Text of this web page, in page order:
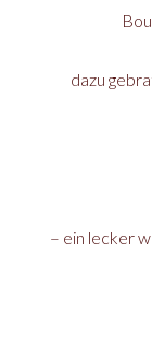
dazu
– ein lecker